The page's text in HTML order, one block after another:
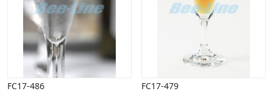
FC17-486 FC17-479